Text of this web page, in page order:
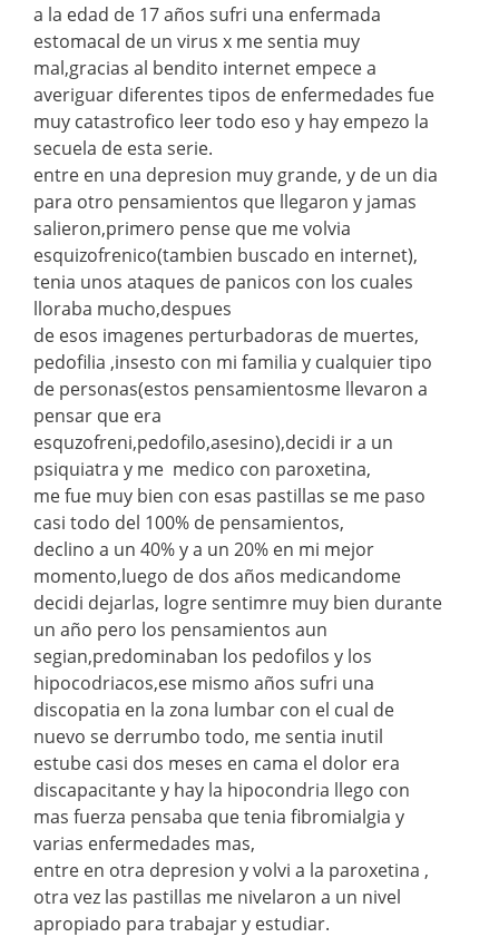
a la edad de 17 años sufri una enfermada
estomacal de un virus x me sentia muy
mal,gracias al bendito internet empece a
averiguar diferentes tipos de enfermedades fue
muy catastrofico leer todo eso y hay empezo la
secuela de esta serie.
entre en una depresion muy grande, y de un dia
para otro pensamientos que llegaron y jamas
salieron,primero pense que me volvia
esquizofrenico(tambien buscado en internet),
tenia unos ataques de panicos con los cuales
lloraba mucho,despues
de esos imagenes perturbadoras de muertes,
pedofilia ,insesto con mi familia y cualquier tipo
de personas(estos pensamientosme llevaron a
pensar que era
esquzofreni,pedofilo,asesino),decidi ir a un
psiquiatra y me medico con paroxetina,
me fue muy bien con esas pastillas se me paso
casi todo del 100% de pensamientos,
declino a un 40% y a un 20% en mi mejor
momento,luego de dos años medicandome
decidi dejarlas, logre sentimre muy bien durante
un año pero los pensamientos aun
segian,predominaban los pedofilos y los
hipocodriacos,ese mismo años sufri una
discopatia en la zona lumbar con el cual de
nuevo se derrumbo todo, me sentia inutil
estube casi dos meses en cama el dolor era
discapacitante y hay la hipocondria llego con
mas fuerza pensaba que tenia fibromialgia y
varias enfermedades mas,
entre en otra depresion y volvi a la paroxetina ,
otra vez las pastillas me nivelaron a un nivel
apropiado para trabajar y estudiar.